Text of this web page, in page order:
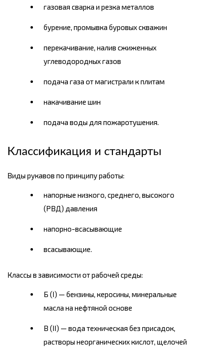
газовая сварка и резка металлов
бурение, промывка буровых скважин
перекачивание, налив сжиженных
углеводородных газов
подача газа от магистрали к плитам
накачивание шин
подача воды для пожаротушения.
Классификация и стандарты
Виды рукавов по принципу работы:
напорные низкого, среднего, высокого
(РВД) давления
напорно-всасывающие
всасывающие.
Классы в зависимости от рабочей среды:
Б (I) — бензины, керосины, минеральные
масла на нефтяной основе
В (II) — вода техническая без присадок,
растворы неорганических кислот, щелочей